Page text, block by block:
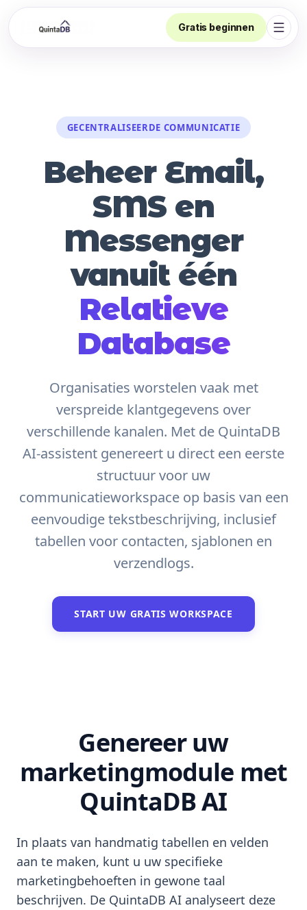
Gratis beginnen
GECENTRALISEERDE COMMUNICATIE
Beheer Email,
SMS en
Messenger
vanuit één
Relatieve
Database
Organisaties worstelen vaak met
verspreide klantgegevens over
verschillende kanalen. Met de QuintaDB
AI-assistent genereert u direct een eerste
structuur voor uw
communicatieworkspace op basis van een
eenvoudige tekstbeschrijving, inclusief
tabellen voor contacten, sjablonen en
verzendlogs.
START UW GRATIS WORKSPACE
Genereer uw
marketingmodule met
QuintaDB AI
In plaats van handmatig tabellen en velden
aan te maken, kunt u uw specifieke
marketingbehoeften in gewone taal
beschrijven. De QuintaDB AI analyseert deze